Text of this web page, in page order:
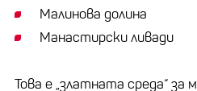
Малинова долина
Манастирски ливади
Това е „златната среда“